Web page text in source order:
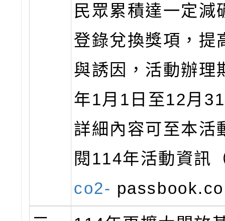
民眾累積達一定減
登錄兌換獎項，提
與誘因，活動辦理
年1月1日至12月
詳細內容可至本活
閱114年活動資訊
co2-